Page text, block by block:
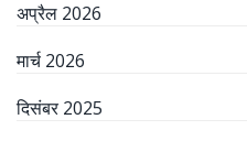
अप्रैल 2026
मार्च 2026
दिसंबर 2025